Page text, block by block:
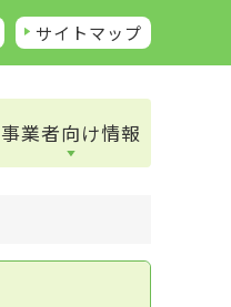
サイトマップ
事業者向け情報